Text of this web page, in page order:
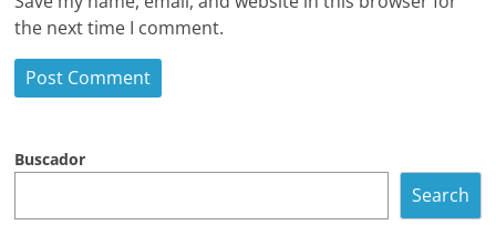
the next time I comment.
Buscador
Search